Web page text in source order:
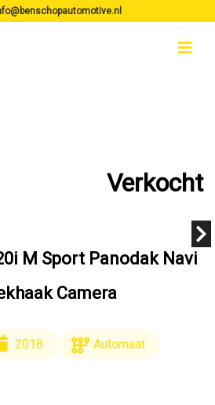
Verkocht
M Sport Panodak Navi
Camera
2018
Automaat